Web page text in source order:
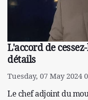
L'accord de
détails
Tuesday, 07 May 2024
Le chef adjoint du